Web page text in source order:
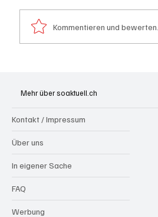
Kommentieren und bewerten...
Mehr über soaktuell.ch
Kontakt / Impressum
Über uns
In eigener Sache
FAQ
Werbung